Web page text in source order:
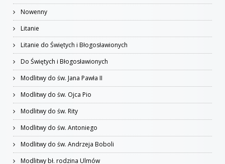
Nowenny
Litanie
Litanie do Świętych i Błogosławionych
Do Świętych i Błogosławionych
Modlitwy do św. Jana Pawła II
Modlitwy do św. Ojca Pio
Modlitwy do św. Rity
Modlitwy do św. Antoniego
Modlitwy do św. Andrzeja Boboli
Modlitwy bł. rodzina Ulmów